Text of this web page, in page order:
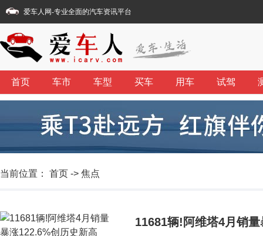
爱车人网-专业全面的汽车资讯平台
首页 车市 车型 买车 用车 试驾
当前位置： 首页 -> 焦点
11681辆!阿维塔4月销